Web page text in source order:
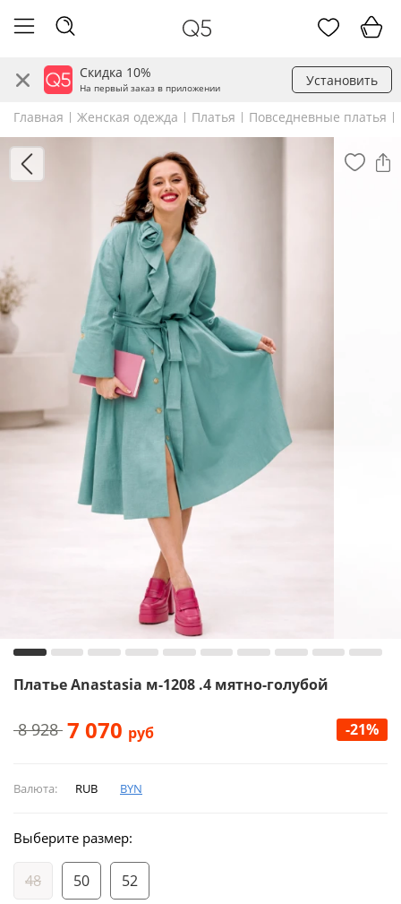
Скидка 10%
На первый заказ в приложении Установить
Главная Женская одежда Платья Повседневные платья
Платье Anastasia м-1208 .4 мятно-голубой
8 928 7 070 руб -21%
Валюта: RUB BYN
Выберите размер:
48 50 52